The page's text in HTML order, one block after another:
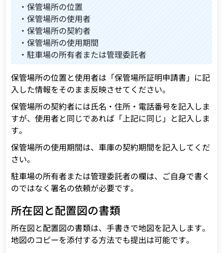
・保管場所の位置
・保管場所の使用者
・保管場所の契約者
・保管場所の使用期間
・駐車場の所有者または管理委託者
保管場所の位置と使用者は「保管場所証明申請書」に記
入した情報をそのまま反映させてください。
保管場所の契約者には氏名・住所・電話番号を記入しま
すが、使用者と同じであれば「上記に同じ」と記入しま
す。
保管場所の使用期間は、車庫の契約期間を記入してくだ
さい。
駐車場の所有者または管理委託者の欄は、ご自身で書く
のではなく署名の依頼が必要です。
所在図と配置図の書類
所在図と配置図の書類は、手書きで地図を記入します。
地図のコピーを添付する方法でも提出は可能です。